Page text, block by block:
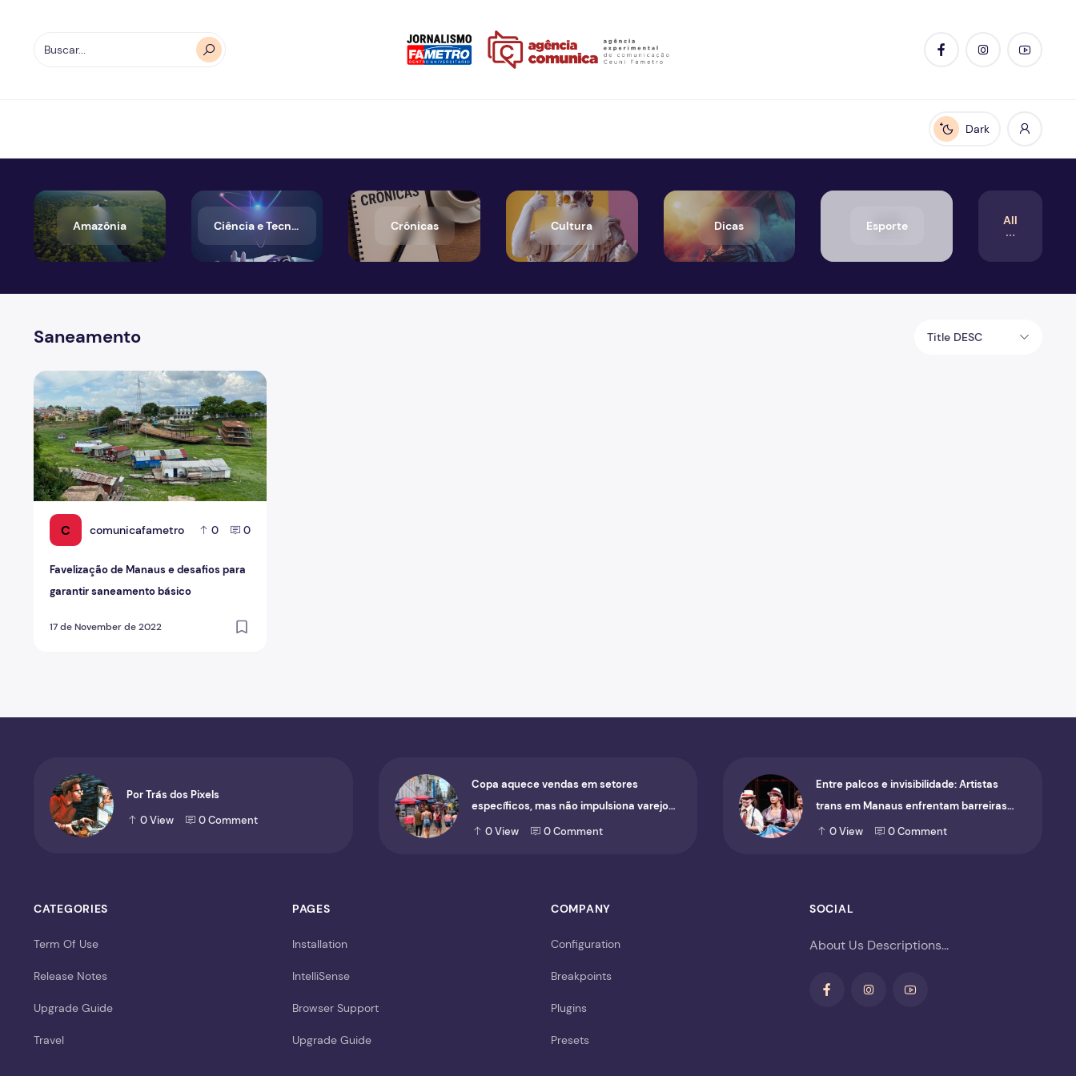
Enable dark mode
Dark
Amazônia Ciência e Tecnologia Crônicas Cultura Dicas Esporte All
Saneamento Title DESC
C comunicafametro 0 0
Favelização de Manaus e desafios para
garantir saneamento básico
17 de November de 2022
Favelização de Manaus e desafios para garantir saneamento básico
Por Trás dos Pixels
0View 0Comment
Copa aquece vendas em setores
específicos, mas não impulsiona varejo
de forma geral
0View 0Comment
Entre palcos e invisibilidade: Artistas
trans em Manaus enfrentam barreiras
para ocupar o cenário cultural
0View 0Comment
CATEGORIES
Term Of Use
Release Notes
Upgrade Guide
Travel
PAGES
Installation
IntelliSense
Browser Support
Upgrade Guide
COMPANY
Configuration
Breakpoints
Plugins
Presets
SOCIAL
About Us Descriptions...